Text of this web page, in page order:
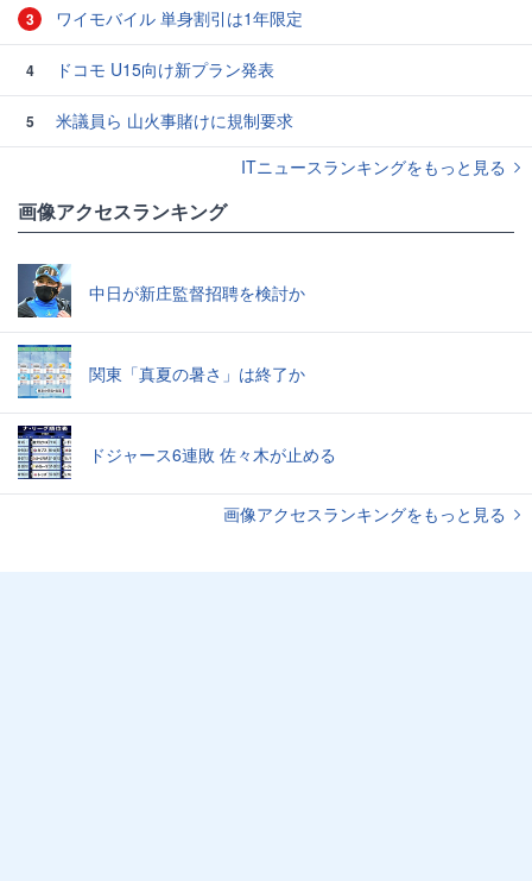
3 ワイモバイル 単身割引は1年限定
4 ドコモ U15向け新プラン発表
5
米議員ら 山火事賭けに規制要求
ITニュースランキングをもっと見る
画像アクセスランキング
中日が新庄監督招聘を検討か
関東「真夏の暑さ」は終了か
ドジャース6連敗 佐々木が止める
画像アクセスランキングをもっと見る